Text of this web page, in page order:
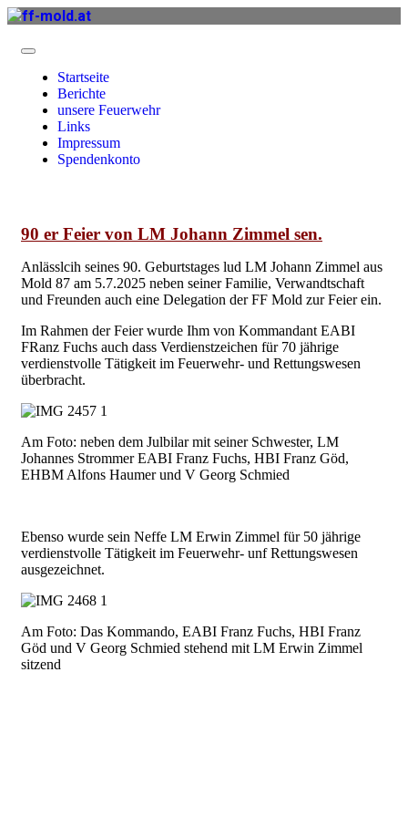
Startseite
Berichte
unsere Feuerwehr
Links
Impressum
Spendenkonto
90 er Feier von LM Johann Zimmel sen.
Anlässlcih seines 90. Geburtstages lud LM Johann Zimmel aus
Mold 87 am 5.7.2025 neben seiner Familie, Verwandtschaft
und Freunden auch eine Delegation der FF Mold zur Feier ein.
Im Rahmen der Feier wurde Ihm von Kommandant EABI
FRanz Fuchs auch dass Verdienstzeichen für 70 jährige
verdienstvolle Tätigkeit im Feuerwehr- und Rettungswesen
überbracht.
Am Foto: neben dem Julbilar mit seiner Schwester, LM
Johannes Strommer EABI Franz Fuchs, HBI Franz Göd,
EHBM Alfons Haumer und V Georg Schmied
Ebenso wurde sein Neffe LM Erwin Zimmel für 50 jährige
verdienstvolle Tätigkeit im Feuerwehr- unf Rettungswesen
ausgezeichnet.
Am Foto: Das Kommando, EABI Franz Fuchs, HBI Franz
Göd und V Georg Schmied stehend mit LM Erwin Zimmel
sitzend